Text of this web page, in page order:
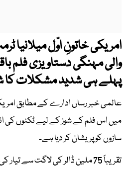
امریکی خاتونِ اوّل میلانیا
والی مہنگی دستاویزی فلم
پہلے ہی شدید مشکلات کا
عالمی خبر رساں ادارے کے مطابق
میں اس فلم کے شوز کے لیے ٹکٹوں کی
سازوں کو پریشان کر دیا ہے۔
تقریباً 75 ملین ڈالر کی لاگت سے